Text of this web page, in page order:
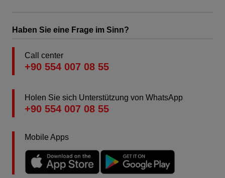
Haben Sie eine Frage im Sinn?
Call center
+90 554 007 08 55
Holen Sie sich Unterstützung von WhatsApp
+90 554 007 08 55
Mobile Apps